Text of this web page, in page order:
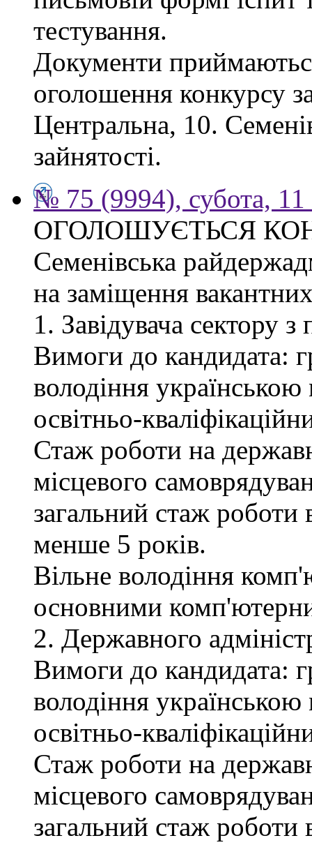
тестування.
Документи
оголошення конкурсу
Центральна, 10.
зайнятості.
№ 75 (9994), субота, 11
ОГОЛОШУЄТЬСЯ
Семенівська
на заміщення
1. Завідувача сектору
Вимоги до кандидата:
володіння
освітньо-
Стаж роботи на
місцевого
загальний стаж
менше 5 років.
Вільне володіння
основними
2. Державного
Вимоги до кандидата:
володіння
освітньо-
Стаж роботи на
місцевого
загальний стаж